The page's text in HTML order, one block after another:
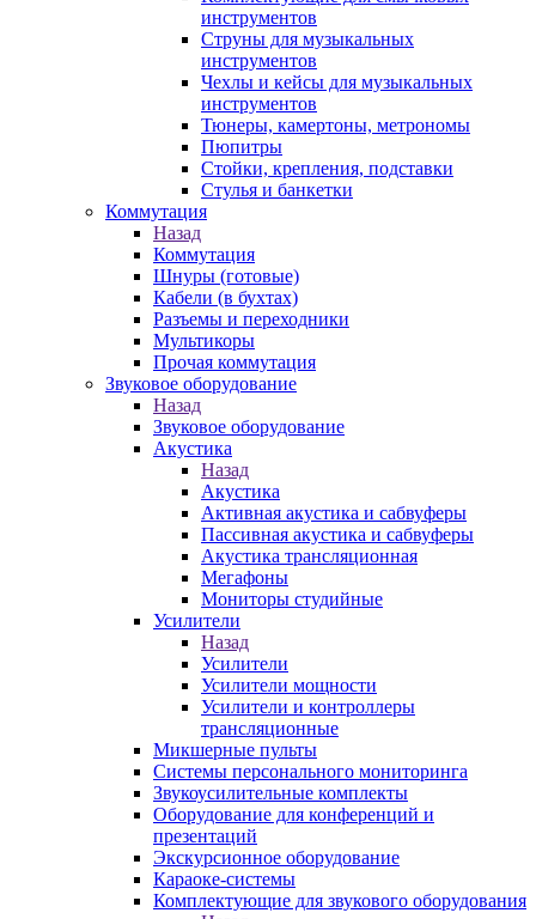
инструментов
Струны для музыкальных
инструментов
Чехлы и кейсы для музыкальных
инструментов
Тюнеры, камертоны, метрономы
Пюпитры
Стойки, крепления, подставки
Стулья и банкетки
Коммутация
Назад
Коммутация
Шнуры (готовые)
Кабели (в бухтах)
Разъемы и переходники
Мультикоры
Прочая коммутация
Звуковое оборудование
Назад
Звуковое оборудование
Акустика
Назад
Акустика
Активная акустика и сабвуферы
Пассивная акустика и сабвуферы
Акустика трансляционная
Мегафоны
Мониторы студийные
Усилители
Назад
Усилители
Усилители мощности
Усилители и контроллеры
трансляционные
Микшерные пульты
Системы персонального мониторинга
Звукоусилительные комплекты
Оборудование для конференций и
презентаций
Экскурсионное оборудование
Караоке-системы
Комплектующие для звукового оборудования